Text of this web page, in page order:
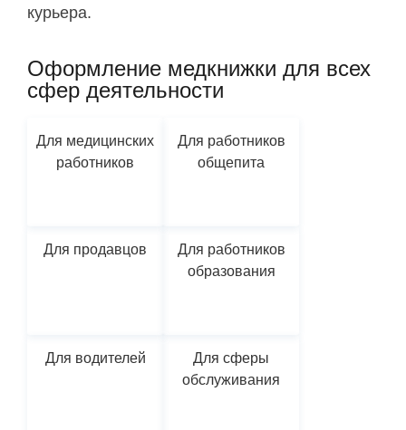
курьера.
Оформление медкнижки для всех
сфер деятельности
Для медицинских
работников
Для работников
общепита
Для продавцов
Для работников
образования
Для водителей
Для сферы
обслуживания